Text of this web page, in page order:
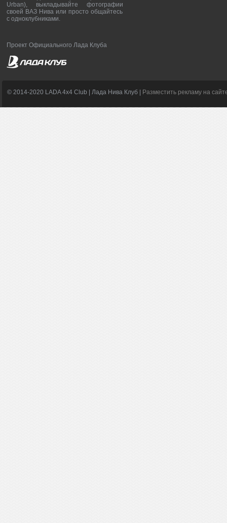
Urban), выкладывайте фотографии
своей ВАЗ Нива или просто общайтесь
с одноклубниками.
Проект Официального Лада Клуба
© 2014-2020 LADA 4x4 Club | Лада Нива Клуб | Разместить рекламу на